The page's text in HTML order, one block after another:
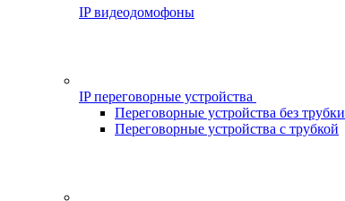
IP видеодомофоны
IP переговорные устройства
Переговорные устройства без трубки
Переговорные устройства с трубкой